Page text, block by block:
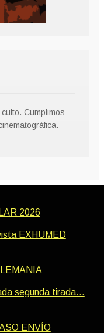
Cumplimos
2026
EXHUMED
segunda tirada…
ENVÍO